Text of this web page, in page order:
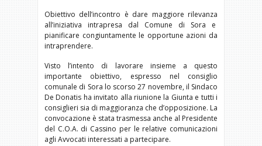
Obiettivo dell’incontro è dare maggiore rilevanza
all’iniziativa intrapresa dal Comune di Sora e
pianificare congiuntamente le opportune azioni da
intraprendere.
Visto l’intento di lavorare insieme a questo
importante obiettivo, espresso nel consiglio
comunale di Sora lo scorso 27 novembre, il Sindaco
De Donatis ha invitato alla riunione la Giunta e tutti i
consiglieri sia di maggioranza che d’opposizione. La
convocazione è stata trasmessa anche al Presidente
del C.O.A. di Cassino per le relative comunicazioni
agli Avvocati interessati a partecipare.